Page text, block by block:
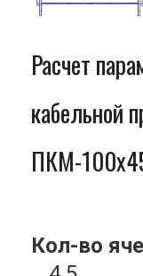
Расчет
кабельной
ПКМ-
Кол-во